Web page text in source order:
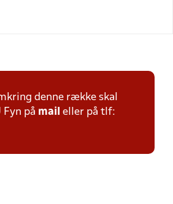
denne række skal
Fyn på mail eller på tlf: